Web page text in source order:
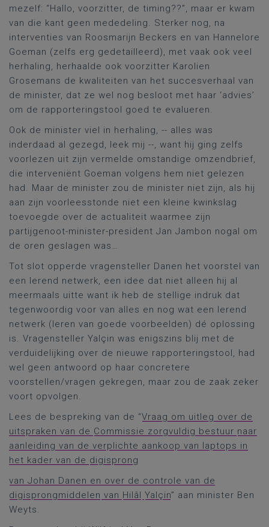
mezelf: “Hallo, voorzitter, de timing??”, maar er kwam
van die kant geen mededeling. Sterker nog, na
interventies van Roosmarijn Beckers en van Hannelore
Goeman (zelfs erg gedetailleerd), met vaak ook veel
herhaling, herhaalde ook voorzitter Karolien
Grosemans de kwaliteiten van het succesverhaal van
de minister, dat ze wel nog besloot met haar ‘advies’
om de rapporteringstool goed te evalueren.
Ook de minister viel in herhaling, -- alles was
inderdaad al gezegd, leek mij --, want hij ging zelfs
voorlezen uit zijn vermelde omstandige omzendbrief,
die interveniënt Goeman volgens hem niet gelezen
had. Maar de minister zou de minister niet zijn, als hij
aan zijn voorleesstonde niet een kleine kwinkslag
toevoegde over de actualiteit waarmee zijn
partijgenoot-minister-president Jan Jambon nogal om
de oren geslagen was…
Tot slot opperde vragensteller Danen het voorstel van
een lerend netwerk, een idee dat niet alleen hij al
meermaals uitte want ik heb de stellige indruk dat
tegenwoordig voor van alles en nog wat een lerend
netwerk (leren van goede voorbeelden) dé oplossing
is. Vragensteller Yalçin was enigszins blij met de
verduidelijking over de nieuwe rapporteringstool, had
wel geen antwoord op haar concretere
voorstellen/vragen gekregen, maar zou de zaak zeker
voort opvolgen.
Lees de bespreking van de “Vraag om uitleg over de
uitspraken van de Commissie zorgvuldig bestuur naar
aanleiding van de verplichte aankoop van laptops in
het kader van de digisprong
van Johan Danen en over de controle van de
digisprongmiddelen van Hilâl Yalçin” aan minister Ben
Weyts.